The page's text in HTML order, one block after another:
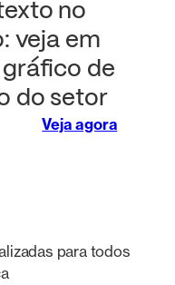
no
veja em
de
do setor
Veja agora
para todos